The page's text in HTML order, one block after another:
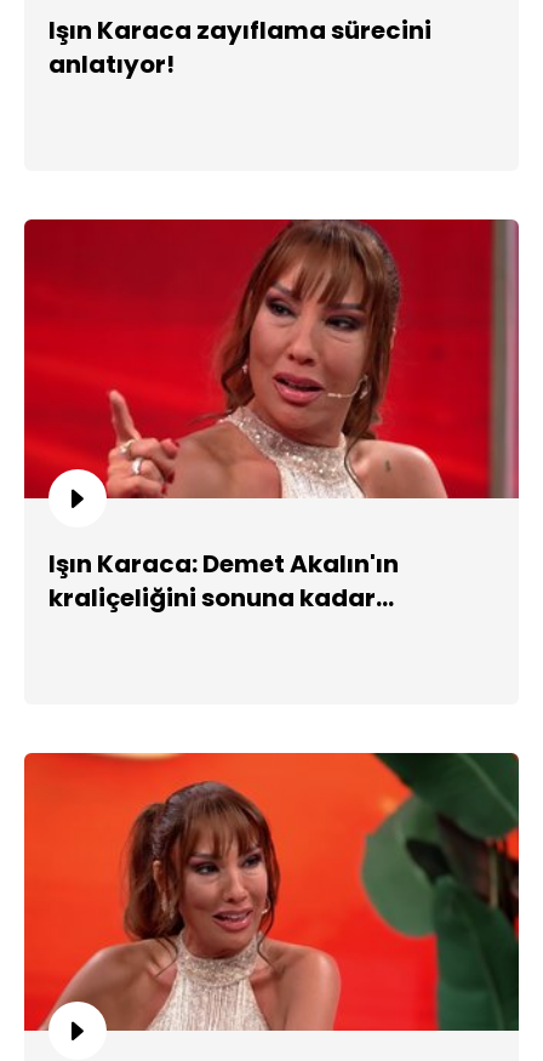
Işın Karaca zayıflama sürecini
anlatıyor!
Işın Karaca: Demet Akalın'ın
kraliçeliğini sonuna kadar